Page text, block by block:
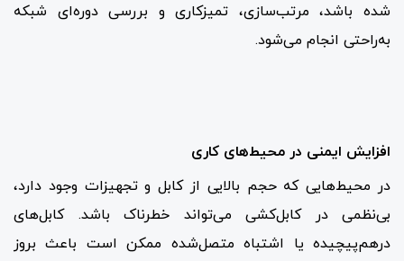
شده باشد، مرتب‌سازی، تمیزکاری و بررسی دوره‌ای شبکه
به‌راحتی انجام می‌شود.
افزایش ایمنی در محیط‌های کاری
در محیط‌هایی که حجم بالایی از کابل و تجهیزات وجود دارد،
بی‌نظمی در کابل‌کشی می‌تواند خطرناک باشد. کابل‌های
درهم‌پیچیده یا اشتباه متصل‌شده ممکن است باعث بروز